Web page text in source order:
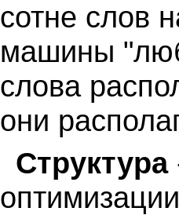
сотне слов
машины
слова
они
Структура